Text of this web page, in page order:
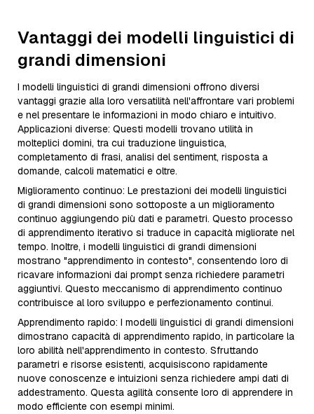
Vantaggi dei modelli linguistici di
grandi dimensioni
I modelli linguistici di grandi dimensioni offrono diversi
vantaggi grazie alla loro versatilità nell'affrontare vari problemi
e nel presentare le informazioni in modo chiaro e intuitivo.
Applicazioni diverse: Questi modelli trovano utilità in
molteplici domini, tra cui traduzione linguistica,
completamento di frasi, analisi del sentiment, risposta a
domande, calcoli matematici e oltre.
Miglioramento continuo: Le prestazioni dei modelli linguistici
di grandi dimensioni sono sottoposte a un miglioramento
continuo aggiungendo più dati e parametri. Questo processo
di apprendimento iterativo si traduce in capacità migliorate nel
tempo. Inoltre, i modelli linguistici di grandi dimensioni
mostrano "apprendimento in contesto", consentendo loro di
ricavare informazioni dai prompt senza richiedere parametri
aggiuntivi. Questo meccanismo di apprendimento continuo
contribuisce al loro sviluppo e perfezionamento continui.
Apprendimento rapido: I modelli linguistici di grandi dimensioni
dimostrano capacità di apprendimento rapido, in particolare la
loro abilità nell'apprendimento in contesto. Sfruttando
parametri e risorse esistenti, acquisiscono rapidamente
nuove conoscenze e intuizioni senza richiedere ampi dati di
addestramento. Questa agilità consente loro di apprendere in
modo efficiente con esempi minimi.